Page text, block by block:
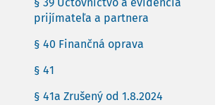
prijímateľa a partnera
§ 40 Finančná oprava
§ 41
§ 41a Zrušený od 1.8.2024